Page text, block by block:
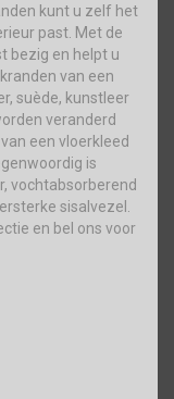
kunt u zelf het
past. Met de
bezig en helpt u
van een
suède, kunstleer
veranderd
een vloerkleed
is
vochtabsorberend
sisalvezel.
en bel ons voor